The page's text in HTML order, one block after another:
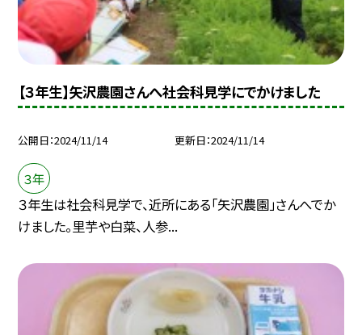
【３年生】矢沢農園さんへ社会科見学にでかけました
公開日 2024/11/14 更新日 2024/11/14
３年
３年生は社会科見学で、近所にある「矢沢農園」さんへでか
けました。里芋や白菜、人参...